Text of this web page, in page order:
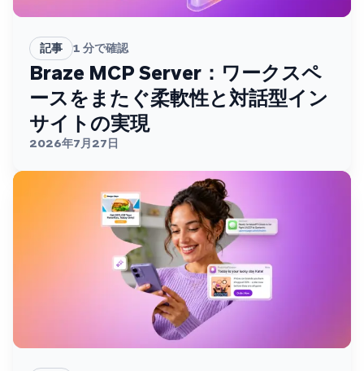
記事 1 分で確認
Braze MCP Server：ワークスペ
ースをまたぐ柔軟性と対話型イン
サイトの実現
2026年7月27日